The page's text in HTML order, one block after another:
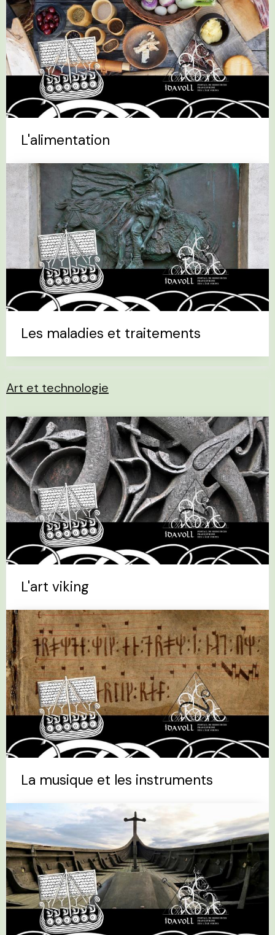
L'alimentation
Les maladies et traitements
Art et technologie
L'art viking
La musique et les instruments